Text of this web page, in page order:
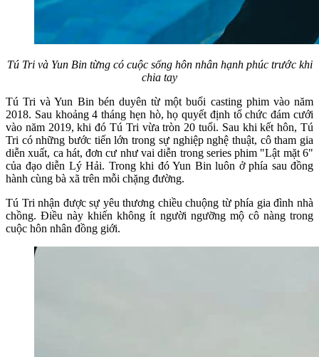
Tú Tri và Yun Bin từng có cuộc sống hôn nhân hạnh phúc trước khi
chia tay
Tú Tri và Yun Bin bén duyên từ một buổi casting phim vào năm
2018. Sau khoảng 4 tháng hẹn hò, họ quyết định tổ chức đám cưới
vào năm 2019, khi đó Tú Tri vừa tròn 20 tuổi. Sau khi kết hôn, Tú
Tri có những bước tiến lớn trong sự nghiệp nghệ thuật, cô tham gia
diễn xuất, ca hát, đơn cư như vai diễn trong series phim "Lật mặt 6"
của đạo diễn Lý Hải. Trong khi đó Yun Bin luôn ở phía sau đồng
hành cùng bà xã trên mỗi chặng đường.
Tú Tri nhận được sự yêu thương chiều chuộng từ phía gia đình nhà
chồng. Điều này khiến không ít người ngưỡng mộ cô nàng trong
cuộc hôn nhân đồng giới.